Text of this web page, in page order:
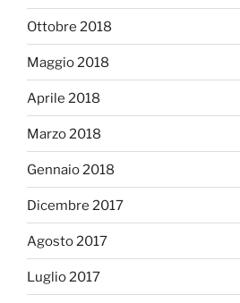
Ottobre 2018
Maggio 2018
Aprile 2018
Marzo 2018
Gennaio 2018
Dicembre 2017
Agosto 2017
Luglio 2017